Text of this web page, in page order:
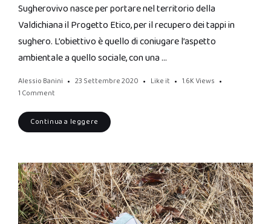
Sugherovivo nasce per portare nel territorio della
Valdichiana il Progetto Etico, per il recupero dei tappi in
sughero. L’obiettivo è quello di coniugare l’aspetto
ambientale a quello sociale, con una …
Alessio Banini 23 Settembre 2020 Like it 1.6K Views
1 Comment
Continua a leggere